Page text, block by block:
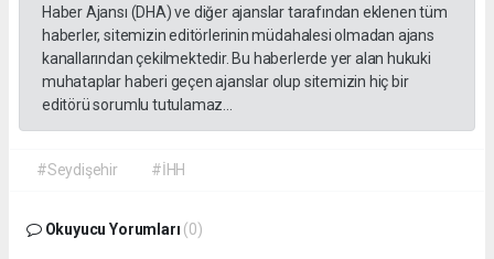
Haber Ajansı (DHA) ve diğer ajanslar tarafından eklenen tüm
haberler, sitemizin editörlerinin müdahalesi olmadan ajans
kanallarından çekilmektedir. Bu haberlerde yer alan hukuki
muhataplar haberi geçen ajanslar olup sitemizin hiç bir
editörü sorumlu tutulamaz...
#Seydişehir #İHH
Okuyucu Yorumları (0)